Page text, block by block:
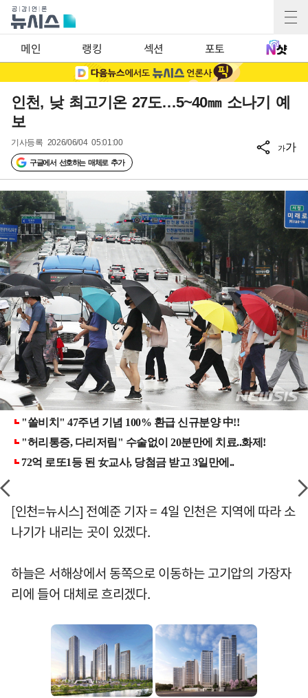
메인 랭킹 섹션 포토
인천, 낮 최고기온 27도…5~40㎜ 소나기 예
보
기사등록 2026/06/04 05:01:00
구글에서 선호하는 매체로 추가
가가
[인천=뉴시스] 전예준 기자 = 4일 인천은 지역에 따라 소
나기가 내리는 곳이 있겠다.
하늘은 서해상에서 동쪽으로 이동하는 고기압의 가장자
리에 들어 대체로 흐리겠다.